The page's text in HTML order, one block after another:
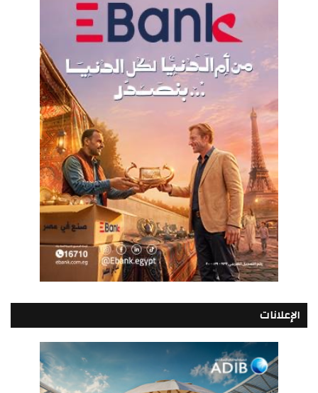
الإعلانات